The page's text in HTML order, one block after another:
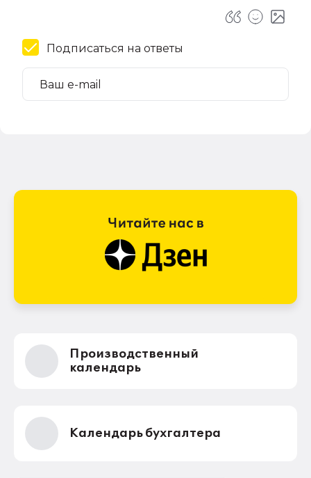
Подписаться на ответы
Производственный
календарь
Календарь бухгалтера